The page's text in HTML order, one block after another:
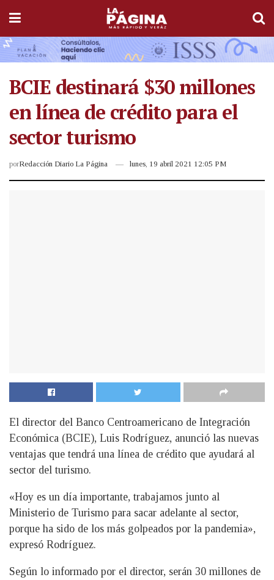
BCIE destinará $30 millones
en línea de crédito para el
sector turismo
porRedacción Diario La Página lunes, 19 abril 2021 12:05 PM
El director del Banco Centroamericano de Integración
Económica (BCIE), Luis Rodríguez, anunció las nuevas
ventajas que tendrá una línea de crédito que ayudará al
sector del turismo.
«Hoy es un día importante, trabajamos junto al
Ministerio de Turismo para sacar adelante al sector,
porque ha sido de los más golpeados por la pandemia»,
expresó Rodríguez.
Según lo informado por el director, serán 30 millones de